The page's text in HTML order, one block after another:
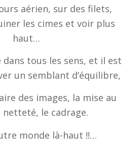
aérien, sur des filets,
les cimes et voir plus
haut…
dans tous les sens, et il est
un semblant d’équilibre,
des images, la mise au
le cadrage.
monde là-haut !!…